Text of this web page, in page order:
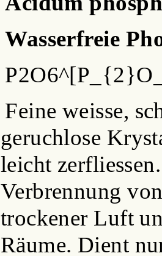
Wasserfreie
Feine weisse,
geruchlose
leicht
Verbrennung
trockener Luft
Räume. Dient